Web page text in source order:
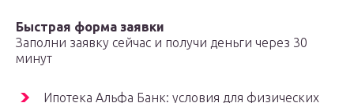
Быстрая форма заявки
Заполни заявку сейчас и получи деньги через 30
минут
Ипотека Альфа Банк: условия для физических